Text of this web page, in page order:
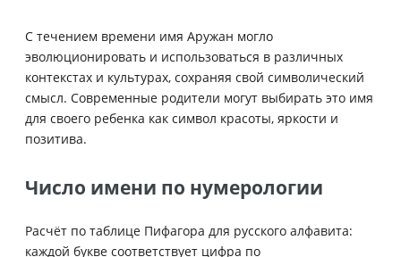
С течением времени имя Аружан могло
эволюционировать и использоваться в различных
контекстах и культурах, сохраняя свой символический
смысл. Современные родители могут выбирать это имя
для своего ребенка как символ красоты, яркости и
позитива.
Число имени по нумерологии
Расчёт по таблице Пифагора для русского алфавита:
каждой букве соответствует цифра по